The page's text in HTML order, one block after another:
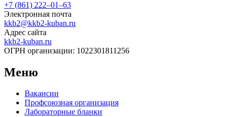
+7 (861) 222‒01‒63
Электронная почта
kkb2@kkb2-kuban.ru
Адрес сайта
kkb2-kuban.ru
ОГРН организации: 1022301811256
Меню
Вакансии
Профсоюзная организация
Лабораторные бланки